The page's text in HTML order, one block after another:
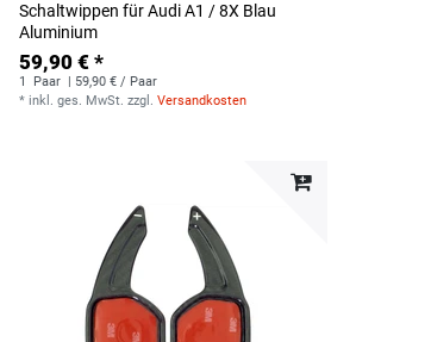
Schaltwippen für Audi A1 / 8X Blau
Aluminium
59,90 € *
1 Paar
| 59,90 € / Paar
* inkl. ges. MwSt. zzgl.Versandkosten